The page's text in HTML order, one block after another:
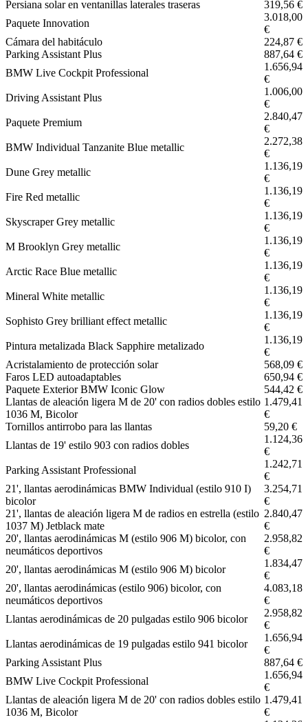
Persiana solar en ventanillas laterales traseras
319,56 €
Paquete Innovation
3.018,00
€
Cámara del habitáculo
224,87 €
Parking Assistant Plus
887,64 €
BMW Live Cockpit Professional
1.656,94
€
Driving Assistant Plus
1.006,00
€
Paquete Premium
2.840,47
€
BMW Individual Tanzanite Blue metallic
2.272,38
€
Dune Grey metallic
1.136,19
€
Fire Red metallic
1.136,19
€
Skyscraper Grey metallic
1.136,19
€
M Brooklyn Grey metallic
1.136,19
€
Arctic Race Blue metallic
1.136,19
€
Mineral White metallic
1.136,19
€
Sophisto Grey brilliant effect metallic
1.136,19
€
Pintura metalizada Black Sapphire metalizado
1.136,19
€
Acristalamiento de protección solar
568,09 €
Faros LED autoadaptables
650,94 €
Paquete Exterior BMW Iconic Glow
544,42 €
Llantas de aleación ligera M de 20' con radios dobles estilo
1036 M, Bicolor
1.479,41
€
Tornillos antirrobo para las llantas
59,20 €
Llantas de 19' estilo 903 con radios dobles
1.124,36
€
Parking Assistant Professional
1.242,71
€
21', llantas aerodinámicas BMW Individual (estilo 910 I)
bicolor
3.254,71
€
21', llantas de aleación ligera M de radios en estrella (estilo
1037 M) Jetblack mate
2.840,47
€
20', llantas aerodinámicas M (estilo 906 M) bicolor, con
neumáticos deportivos
2.958,82
€
20', llantas aerodinámicas M (estilo 906 M) bicolor
1.834,47
€
20', llantas aerodinámicas (estilo 906) bicolor, con
neumáticos deportivos
4.083,18
€
Llantas aerodinámicas de 20 pulgadas estilo 906 bicolor
2.958,82
€
Llantas aerodinámicas de 19 pulgadas estilo 941 bicolor
1.656,94
€
Parking Assistant Plus
887,64 €
BMW Live Cockpit Professional
1.656,94
€
Llantas de aleación ligera M de 20' con radios dobles estilo
1036 M, Bicolor
1.479,41
€